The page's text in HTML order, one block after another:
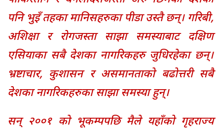
पनि भुइँ तहका मानिसहरुका पीडा उस्तै छन्। गरिबी,
अशिक्षा र रोगजस्ता साझा समस्याबाट दक्षिण
एसियाका सबै देशका नागरिकहरु जुधिरहेका छन्।
भ्रष्टाचार, कुशासन र असमानताको बढोत्तरी सबै
देशका नागरिकहरुका साझा समस्या हुन्।
सन् २००१ को भूकम्पपछि मैले यहाँको गृहराज्य